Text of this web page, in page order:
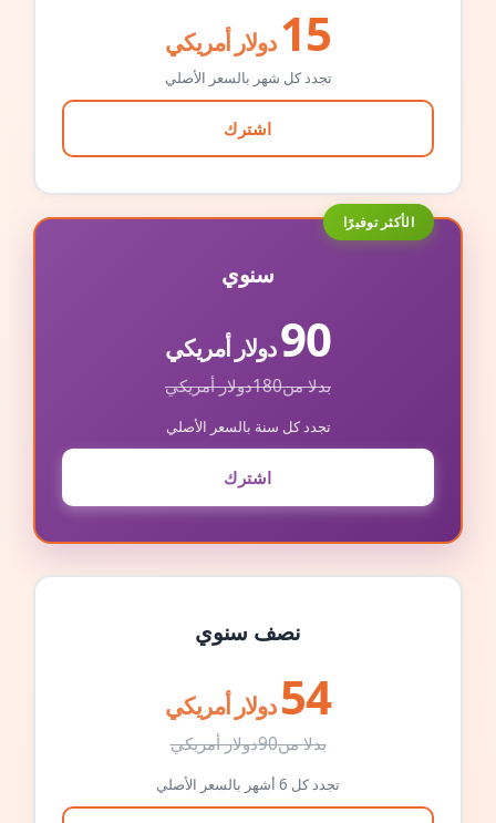
15 دولار أمريكي
تجدد كل شهر بالسعر الأصلي
اشترك
الأكثر توفيرًا
سنوي
90دولار أمريكي
بدلا من180دولار أمريكي
تجدد كل سنة بالسعر الأصلي
اشترك
نصف سنوي
54 دولار أمريكي
بدلا من90دولار أمريكي
تجدد كل 6 أشهر بالسعر الأصلي